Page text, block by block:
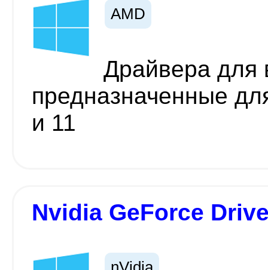
AMD
Драйвера для
предназначенные
и 11
Nvidia GeForce